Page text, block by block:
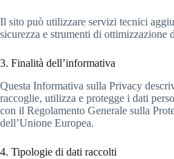
Il sito può utilizzare servizi tecnici
sicurezza e strumenti di ottimizzazione
3. Finalità dell’informativa
Questa Informativa sulla Privacy
raccoglie, utilizza e protegge i dati
con il Regolamento Generale sulla
dell’Unione Europea.
4. Tipologie di dati raccolti